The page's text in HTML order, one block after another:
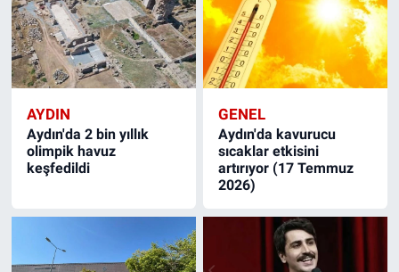
AYDIN
Aydın'da 2 bin yıllık
olimpik havuz
keşfedildi
GENEL
Aydın'da kavurucu
sıcaklar etkisini
artırıyor (17 Temmuz
2026)